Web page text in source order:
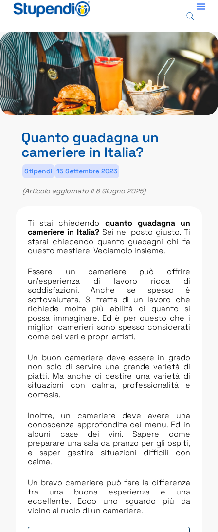
Quanto guadagna un
cameriere in Italia?
Stipendi 15 Settembre 2023
(Articolo aggiornato il 8 Giugno 2025)
Ti stai chiedendo quanto guadagna un
cameriere in Italia?Sei nel posto giusto. Ti
starai chiedendo quanto guadagni chi fa
questo mestiere. Vediamolo insieme.
Essere un cameriere può offrire
un’esperienza di lavoro ricca di
soddisfazioni. Anche se spesso è
sottovalutata. Si tratta di un lavoro che
richiede molta più abilità di quanto si
possa immaginare. Ed è per questo che i
migliori camerieri sono spesso considerati
come dei veri e propri artisti.
Un buon cameriere deve essere in grado
non solo di servire una grande varietà di
piatti. Ma anche di gestire una varietà di
situazioni con calma, professionalità e
cortesia.
Inoltre, un cameriere deve avere una
conoscenza approfondita dei menu. Ed in
alcuni case dei vini. Sapere come
preparare una sala da pranzo per gli ospiti,
e saper gestire situazioni difficili con
calma.
Un bravo cameriere può fare la differenza
tra una buona esperienza e una
eccellente. Ecco uno sguardo più da
vicino al ruolo di un cameriere.